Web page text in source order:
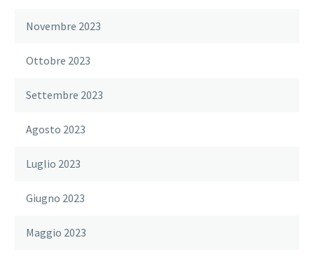
Novembre 2023
Ottobre 2023
Settembre 2023
Agosto 2023
Luglio 2023
Giugno 2023
Maggio 2023